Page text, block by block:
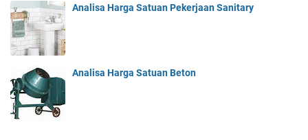
Analisa Harga Satuan Pekerjaan Sanitary
Analisa Harga Satuan Beton